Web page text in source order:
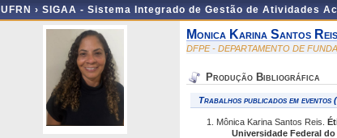
UFRN › SIGAA - Sistema Integrado de Gestão de Atividades
Monica Karina Santos Reis
DFPE - DEPARTAMENTO DE
Produção Bibliográfica
Trabalhos publicados em eventos
1. Mônica Karina Santos Reis.
Universidade Federal